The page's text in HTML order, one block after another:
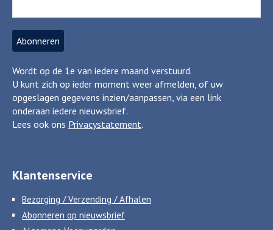
Wordt op de 1e van iedere maand verstuurd.
U kunt zich op ieder moment weer afmelden, of uw
opgeslagen gegevens inzien/aanpassen, via een link
onderaan iedere nieuwsbrief.
Lees ook ons Privacystatement.
Klantenservice
Bezorging / Verzending / Afhalen
Abonneren op nieuwsbrief